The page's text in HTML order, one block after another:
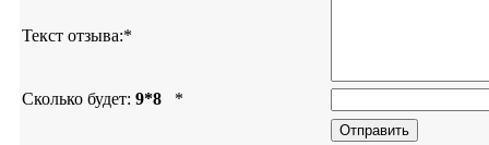
Текст отзыва:*
Сколько будет: 9*8 *